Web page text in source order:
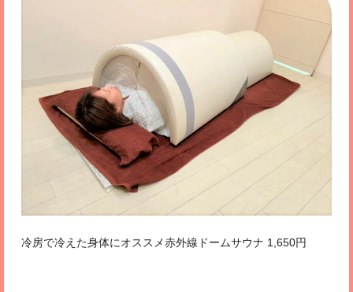
冷房で冷えた身体にオススメ赤外線ドームサウナ 1,650円